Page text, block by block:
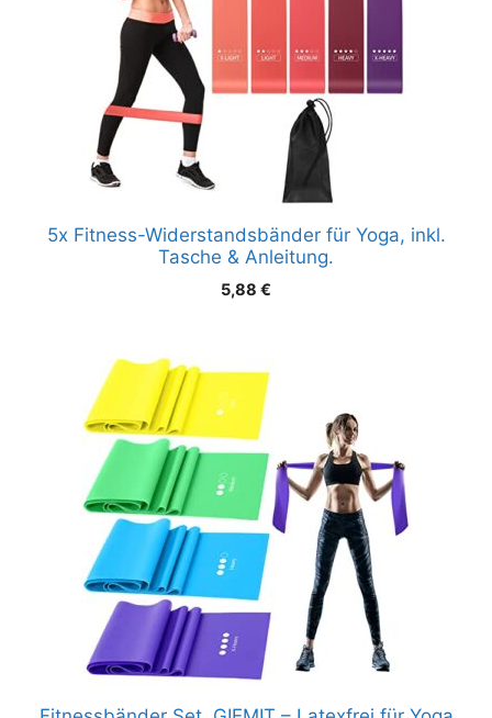
5x Fitness-Widerstandsbänder für Yoga, inkl.
Tasche & Anleitung.
5,88 €